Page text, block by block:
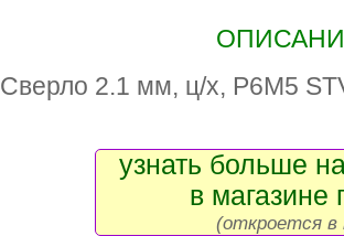
Сверло 2.1 мм, ц/х, Р6М5
узнать больше
в магазине
(откроется в